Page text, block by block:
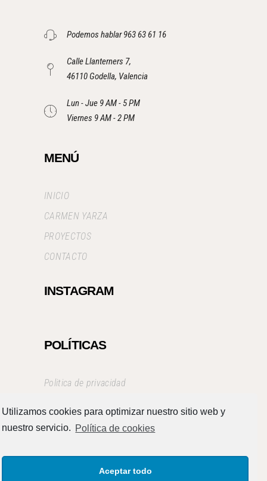
Utilizamos cookies para optimizar nuestro sitio web y
nuestro servicio. Política de cookies
Aceptar todo
Podemos hablar 963 63 61 16
Calle Llanterners 7,
46110 Godella, Valencia
Lun - Jue 9 AM - 5 PM
Viernes 9 AM - 2 PM
MENÚ
INICIO
CARMEN YARZA
PROYECTOS
CONTACTO
INSTAGRAM
POLÍTICAS
Politica de privacidad
Términos y condiciones